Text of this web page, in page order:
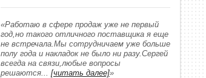
«Работаю в сфере продаж уже не первый
год,но такого отличного поставщика я еще
не встречала.Мы сотрудничаем уже больше
полу года и накладок не было ни разу.Сергей
всегда на связи,любые вопросы
решаются... [читать далее]»